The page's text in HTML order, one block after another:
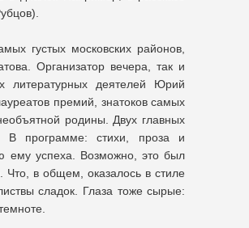
густых московских районов,
Организатор вечера, так и
литературных деятелей Юрий
премий, знатоков самых
родины. Двух главных
В программе: стихи, проза и
ему успеха. Возможно, это был
в общем, оказалось в стиле
сладок. Глаза тоже сырые: